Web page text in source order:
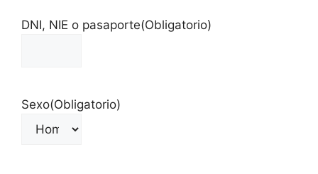
DNI, NIE o pasaporte(Obligatorio)
Sexo(Obligatorio)